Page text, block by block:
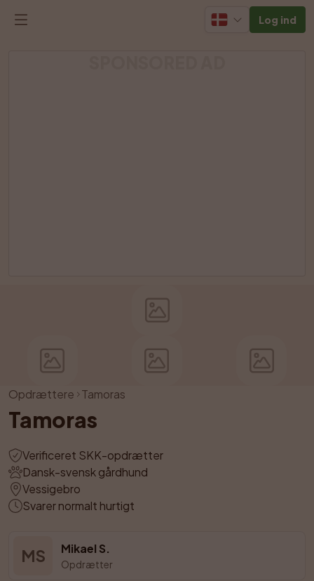
Log ind
Opdrættere Tamoras
Tamoras
Verificeret SKK-opdrætter
Dansk-svensk gårdhund
Vessigebro
Svarer normalt hurtigt
MS Mikael S.
Opdrætter